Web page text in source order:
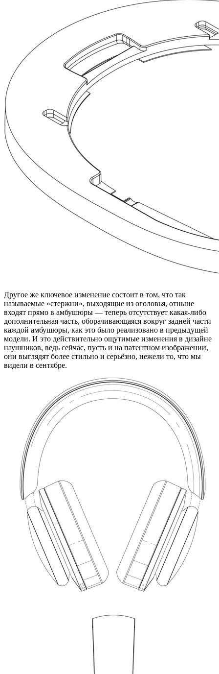
Другое же ключевое изменение состоит в том, что так
называемые «стержни», выходящие из оголовья, отныне
входят прямо в амбушюры — теперь отсутствует какая-либо
дополнительная часть, оборачивающаяся вокруг задней части
каждой амбушюры, как это было реализовано в предыдущей
модели. И это действительно ощутимые изменения в дизайне
наушников, ведь сейчас, пусть и на патентном изображении,
они выглядят более стильно и серьёзно, нежели то, что мы
видели в сентябре.